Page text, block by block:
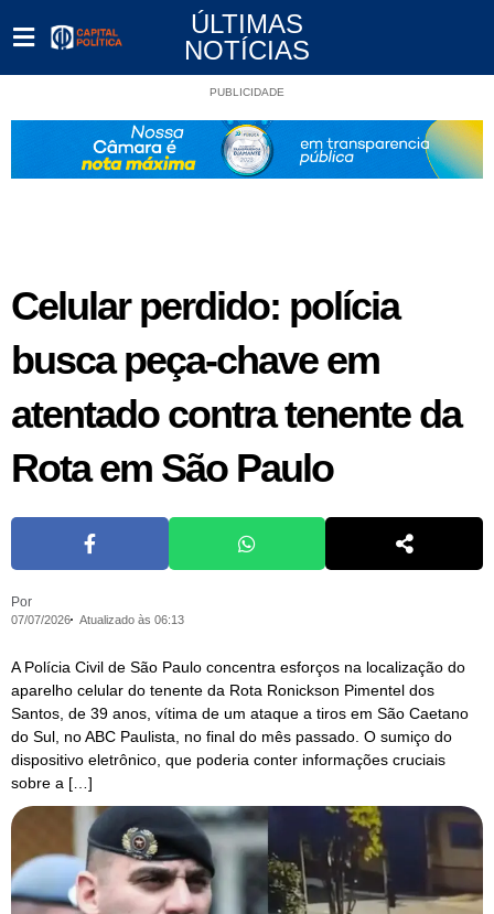
ÚLTIMAS
NOTÍCIAS
PUBLICIDADE
Celular perdido: polícia
busca peça-chave em
atentado contra tenente da
Rota em São Paulo
Por
07/07/2026 Atualizado às 06:13
A Polícia Civil de São Paulo concentra esforços na localização do
aparelho celular do tenente da Rota Ronickson Pimentel dos
Santos, de 39 anos, vítima de um ataque a tiros em São Caetano
do Sul, no ABC Paulista, no final do mês passado. O sumiço do
dispositivo eletrônico, que poderia conter informações cruciais
sobre a […]